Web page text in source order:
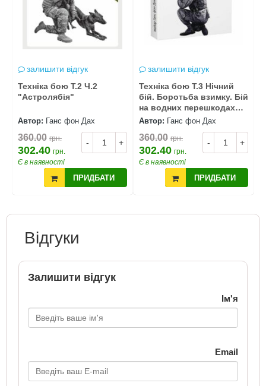
залишити відгук
Техніка бою Т.2 Ч.2
"Астролябія"
Автор: Ганс фон Дах
- +
360.00 грн.
302.40 грн.
Є в наявності
ПРИДБАТИ
залишити відгук
Техніка бою Т.3 Нічний
бій. Боротьба взимку. Бій
на водних перешкодах
"Астролябія" 23р
Автор: Ганс фон Дах
- +
360.00 грн.
302.40 грн.
Є в наявності
ПРИДБАТИ
Відгуки
Залишити відгук
Ім'я
Email